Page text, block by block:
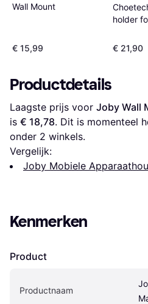
Wall Mount
€ 15,99
holder
€ 21,90
Productdetails
Laagste prijs voor Joby Wall
is € 18,78. Dit is momenteel
onder 2 winkels.
Vergelijk:
Joby Mobiele
Kenmerken
Product
Productnaam